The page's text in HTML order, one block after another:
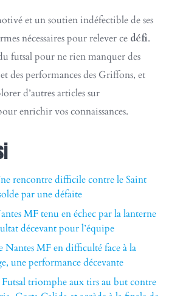
et un soutien indéfectible de ses
nécessaires pour relever ce défi.
futsal pour ne rien manquer des
des performances des Griffons, et
d’autres articles sur
enrichir vos connaissances.
rencontre difficile contre le Saint
par une défaite
MF tenu en échec par la lanterne
décevant pour l’équipe
Nantes MF en difficulté face à la
une performance décevante
Futsal triomphe aux tirs au but contre